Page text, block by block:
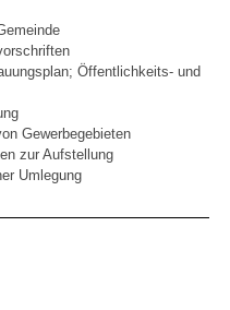
Öffentlichkeits- und
Gewerbegebieten
zur Aufstellung
Umlegung